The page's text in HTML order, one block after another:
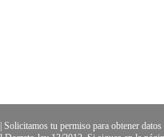
| Solicitamos tu permiso para obtener